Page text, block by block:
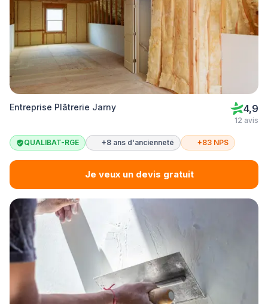
Entreprise Plâtrerie Jarny 4,9
12 avis
QUALIBAT-RGE +8 ans d'ancienneté +83 NPS
Je veux un devis gratuit